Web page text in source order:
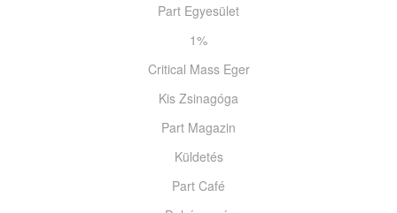
Part Egyesület
1%
Critical Mass Eger
Kis Zsinagóga
Part Magazin
Küldetés
Part Café